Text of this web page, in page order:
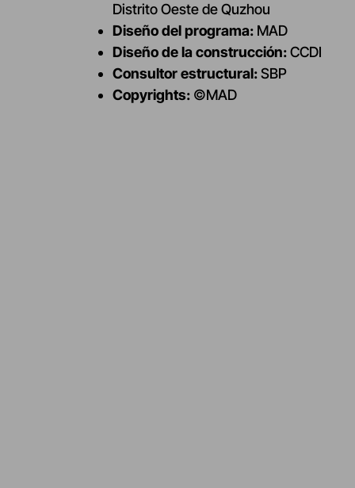
Distrito Oeste de Quzhou​
Diseño del programa: MAD
Diseño de la construcción:CCDI
Consultor estructural:SBP
Copyrights: ©MAD